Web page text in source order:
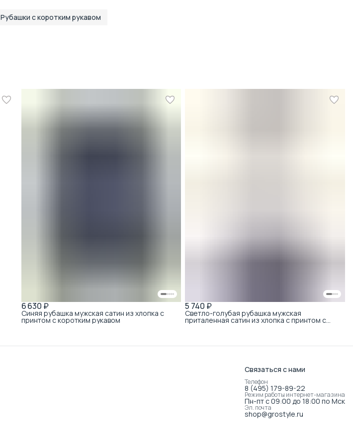
Рубашки с коротким рукавом
6 630 ₽
Синяя рубашка мужская сатин из хлопка с
принтом с коротким рукавом
5 740 ₽
Светло-голубая рубашка мужская
приталенная сатин из хлопка с принтом с
коротким рукавом
Связаться с нами
Телефон
8 (495) 179-89-22
Режим работы интернет-магазина
Пн-пт с 09:00 до 18:00 по Мск
Эл. почта
shop@grostyle.ru